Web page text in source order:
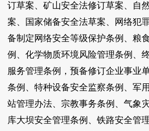
订草案、矿山安全法修订草案、自
案、国家储备安全法草案、网络犯
备制定网络安全等级保护条例、粮
例、化学物质环境风险管理条例、
服务管理条例，预备修订企业事业
条例、特种设备安全监察条例、军
站管理办法、宗教事务条例、气象
库大坝安全管理条例、铁路安全管理